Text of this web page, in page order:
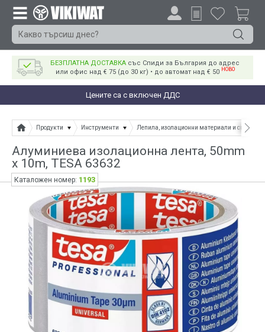
БЕЗПЛАТНА ДОСТАВКА със Спиди за България до адрес
или офис над € 75 (до 30 кг) • до автомат над € 50 НОВО
Цените са с включен ДДС
Продукти Инструменти Лепила, изолационни материали и спрейове
Алуминиева изолационна лента, 50mm
x 10m, TESA 63632
Каталожен номер: 1193